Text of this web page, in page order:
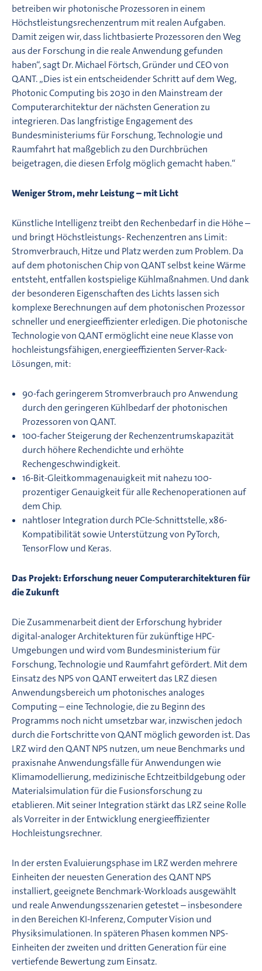
betreiben wir photonische Prozessoren in einem
Höchstleistungsrechenzentrum mit realen Aufgaben.
Damit zeigen wir, dass lichtbasierte Prozessoren den Weg
aus der Forschung in die reale Anwendung gefunden
haben“, sagt Dr. Michael Förtsch, Gründer und CEO von
Q.ANT. „Dies ist ein entscheidender Schritt auf dem Weg,
Photonic Computing bis 2030 in den Mainstream der
Computerarchitektur der nächsten Generation zu
integrieren. Das langfristige Engagement des
Bundesministeriums für Forschung, Technologie und
Raumfahrt hat maßgeblich zu den Durchbrüchen
beigetragen, die diesen Erfolg möglich gemacht haben.“
Weniger Strom, mehr Leistung – mit Licht
Künstliche Intelligenz treibt den Rechenbedarf in die Höhe –
und bringt Höchstleistungs- Rechenzentren ans Limit:
Stromverbrauch, Hitze und Platz werden zum Problem. Da
auf dem photonischen Chip von Q.ANT selbst keine Wärme
entsteht, entfallen kostspielige Kühlmaßnahmen. Und dank
der besonderen Eigenschaften des Lichts lassen sich
komplexe Berechnungen auf dem photonischen Prozessor
schneller und energieeffizienter erledigen. Die photonische
Technologie von Q.ANT ermöglicht eine neue Klasse von
hochleistungsfähigen, energieeffizienten Server-Rack-
Lösungen, mit:
90-fach geringerem Stromverbrauch pro Anwendung
durch den geringeren Kühlbedarf der photonischen
Prozessoren von Q.ANT.
100-facher Steigerung der Rechenzentrumskapazität
durch höhere Rechendichte und erhöhte
Rechengeschwindigkeit.
16-Bit-Gleitkommagenauigkeit mit nahezu 100-
prozentiger Genauigkeit für alle Rechenoperationen auf
dem Chip.
nahtloser Integration durch PCIe-Schnittstelle, x86-
Kompatibilität sowie Unterstützung von PyTorch,
TensorFlow und Keras.
Das Projekt: Erforschung neuer Computerarchitekturen für
die Zukunft
Die Zusammenarbeit dient der Erforschung hybrider
digital-analoger Architekturen für zukünftige HPC-
Umgebungen und wird vom Bundesministerium für
Forschung, Technologie und Raumfahrt gefördert. Mit dem
Einsatz des NPS von Q.ANT erweitert das LRZ diesen
Anwendungsbereich um photonisches analoges
Computing – eine Technologie, die zu Beginn des
Programms noch nicht umsetzbar war, inzwischen jedoch
durch die Fortschritte von Q.ANT möglich geworden ist. Das
LRZ wird den Q.ANT NPS nutzen, um neue Benchmarks und
praxisnahe Anwendungsfälle für Anwendungen wie
Klimamodellierung, medizinische Echtzeitbildgebung oder
Materialsimulation für die Fusionsforschung zu
etablieren. Mit seiner Integration stärkt das LRZ seine Rolle
als Vorreiter in der Entwicklung energieeffizienter
Hochleistungsrechner.
In der ersten Evaluierungsphase im LRZ werden mehrere
Einheiten der neuesten Generation des Q.ANT NPS
installiert, geeignete Benchmark-Workloads ausgewählt
und reale Anwendungsszenarien getestet – insbesondere
in den Bereichen KI-Inferenz, Computer Vision und
Physiksimulationen. In späteren Phasen kommen NPS-
Einheiten der zweiten und dritten Generation für eine
vertiefende Bewertung zum Einsatz.